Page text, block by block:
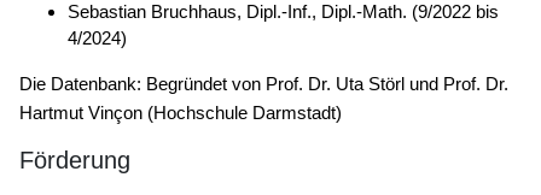
Sebastian Bruchhaus, Dipl.-Inf., Dipl.-Math. (9/2022 bis
4/2024)
Die Datenbank: Begründet von Prof. Dr. Uta Störl und Prof. Dr.
Hartmut Vinçon (Hochschule Darmstadt)
Förderung